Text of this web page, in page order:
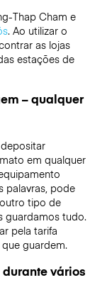
Thap Cham e
. Ao utilizar o
as lojas
estações de
– qualquer
em qualquer
palavras, pode
tipo de
guardamos tudo.
pela tarifa
guardem.
vários